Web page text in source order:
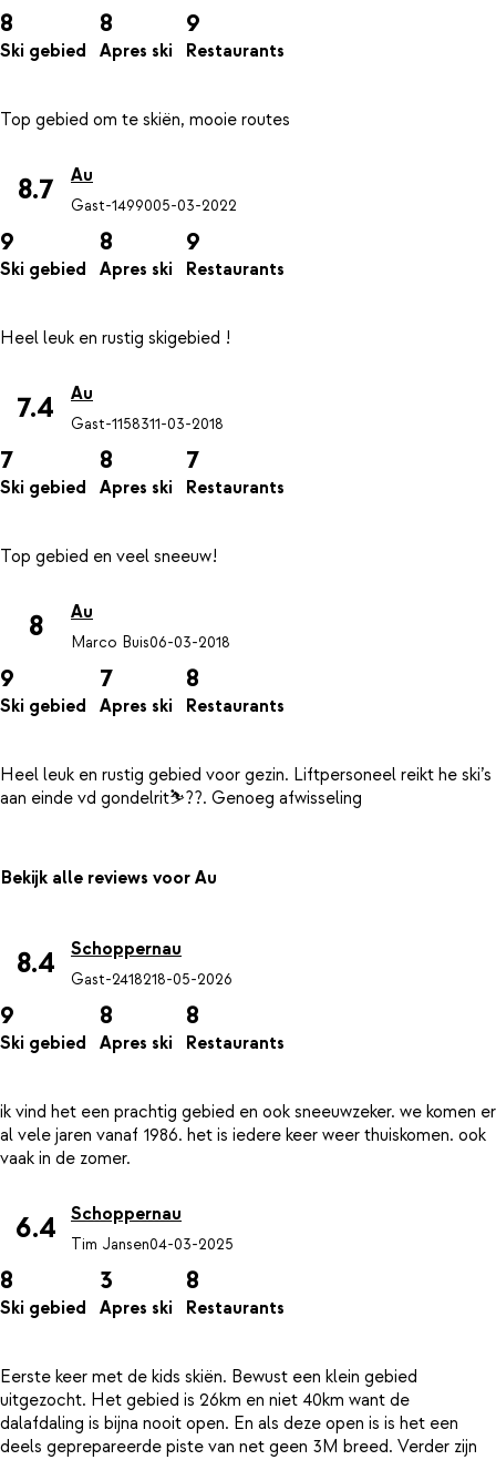
8
Ski gebied
8
Apres ski
9
Restaurants
8.7 Au
Gast-1499005-03-2022
9
Ski gebied
8
Apres ski
9
Restaurants
7.4 Au
Gast-1158311-03-2018
7
Ski gebied
8
Apres ski
7
Restaurants
8 Au
Marco Buis06-03-2018
9
Ski gebied
7
Apres ski
8
Restaurants
Heel leuk en rustig gebied voor gezin. Liftpersoneel reikt he ski’s
Bekijk alle reviews voor Au
8.4 Schoppernau
Gast-2418218-05-2026
9
Ski gebied
8
Apres ski
8
Restaurants
ik vind het een prachtig gebied en ook sneeuwzeker. we komen er
al vele jaren vanaf 1986. het is iedere keer weer thuiskomen. ook
6.4 Schoppernau
Tim Jansen04-03-2025
8
Ski gebied
3
Apres ski
8
Restaurants
Eerste keer met de kids skiën. Bewust een klein gebied
uitgezocht. Het gebied is 26km en niet 40km want de
dalafdaling is bijna nooit open. En als deze open is is het een
deels geprepareerde piste van net geen 3M breed. Verder zijn